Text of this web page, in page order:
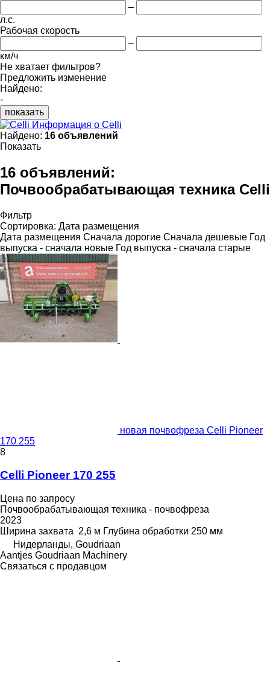
–
л.с.
Рабочая скорость
–
км/ч
Не хватает фильтров?
Предложить изменение
Найдено:
-
показать
Информация о Celli
Найдено: 16 объявлений
Показать
16 объявлений:
Почвообрабатывающая техника Celli
Фильтр
Сортировка: Дата размещения
Дата размещения Сначала дорогие Сначала дешевые Год
выпуска - сначала новые Год выпуска - сначала старые
новая почвофреза Celli Pioneer
170 255
8
Celli Pioneer 170 255
Цена по запросу
Почвообрабатывающая техника - почвофреза
2023
Ширина захвата 2,6 м Глубина обработки 250 мм
Нидерланды, Goudriaan
Aantjes Goudriaan Machinery
Связаться с продавцом